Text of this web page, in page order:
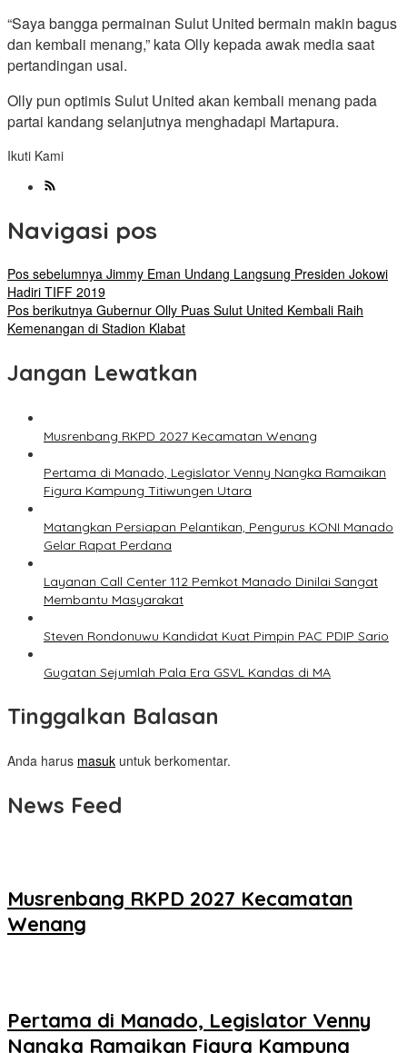
“Saya bangga permainan Sulut United bermain makin bagus
dan kembali menang,” kata Olly kepada awak media saat
pertandingan usai.
Olly pun optimis Sulut United akan kembali menang pada
partai kandang selanjutnya menghadapi Martapura.
Ikuti Kami
Navigasi pos
Pos sebelumnya Jimmy Eman Undang Langsung Presiden Jokowi
Hadiri TIFF 2019
Pos berikutnya Gubernur Olly Puas Sulut United Kembali Raih
Kemenangan di Stadion Klabat
Jangan Lewatkan
Musrenbang RKPD 2027 Kecamatan Wenang
Pertama di Manado, Legislator Venny Nangka Ramaikan
Figura Kampung Titiwungen Utara
Matangkan Persiapan Pelantikan, Pengurus KONI Manado
Gelar Rapat Perdana
Layanan Call Center 112 Pemkot Manado Dinilai Sangat
Membantu Masyarakat
Steven Rondonuwu Kandidat Kuat Pimpin PAC PDIP Sario
Gugatan Sejumlah Pala Era GSVL Kandas di MA
Tinggalkan Balasan
Anda harus masuk untuk berkomentar.
News Feed
Musrenbang RKPD 2027 Kecamatan
Wenang
Pertama di Manado, Legislator Venny
Nangka Ramaikan Figura Kampung